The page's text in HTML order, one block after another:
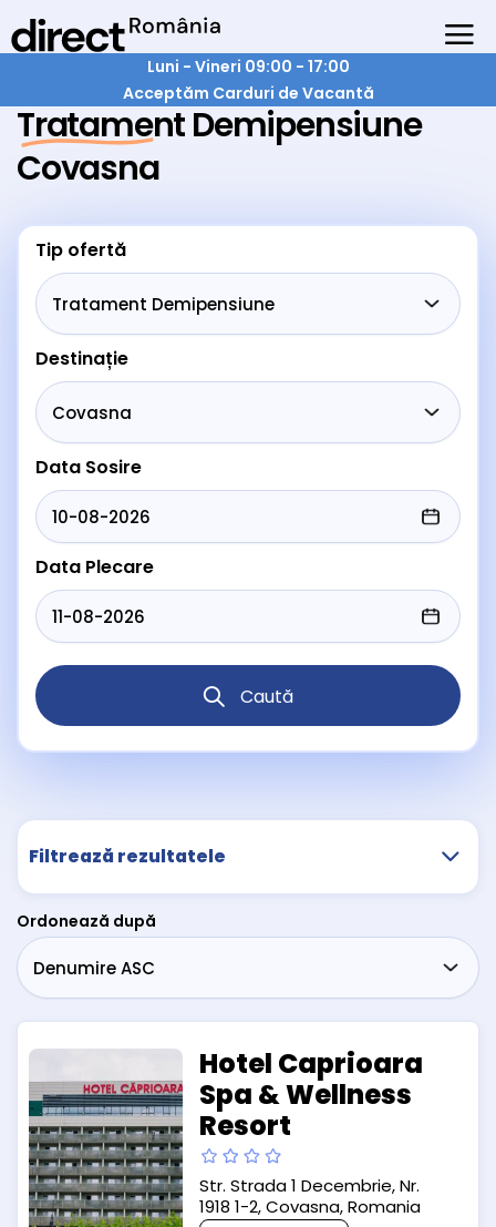
Luni - Vineri 09:00 - 17:00
Acceptăm Carduri de Vacantă
Tratament Demipensiune
Covasna
Tip ofertă
Destinație
Data Sosire
Data Plecare
Caută
Filtrează rezultatele
Ordonează după
Hotel Caprioara
Spa & Wellness
Resort
Str. Strada 1 Decembrie, Nr.
1918 1-2, Covasna, Romania